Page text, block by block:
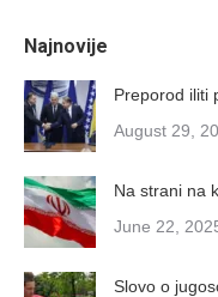
Najnovije
Preporod iliti
August 29,
Na strani na
June 22,
Slovo o